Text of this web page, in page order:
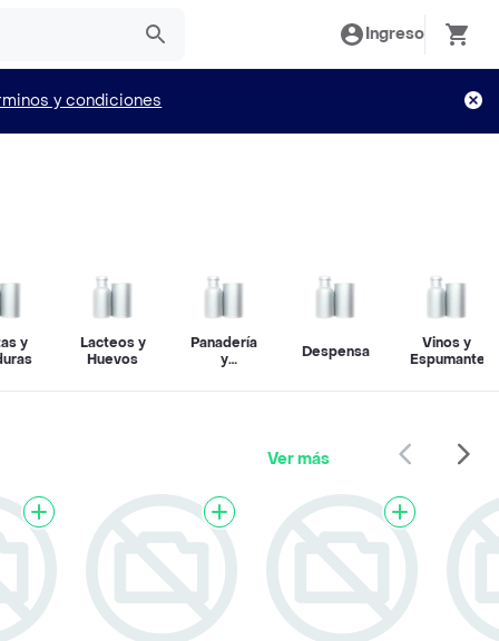
Ingreso
y condiciones
y
Lacteos y
Huevos
Panadería
y
Despensa
Vinos y
Espumantes
Ver más